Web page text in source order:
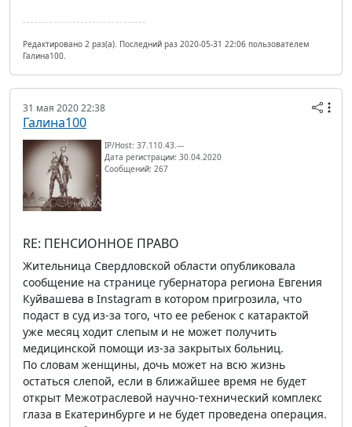
Редактировано 2 раз(а). Последний раз 2020-05-31 22:06 пользователем
Галина100.
31 мая 2020 22:38
Галина100
IP/Host: 37.110.43.---
Дата регистрации: 30.04.2020
Сообщений: 267
RE: ПЕНСИОННОЕ ПРАВО
Жительница Свердловской области опубликовала
сообщение на странице губернатора региона Евгения
Куйвашева в Instagram в котором пригрозила, что
подаст в суд из-за того, что ее ребенок с катарактой
уже месяц ходит слепым и не может получить
медицинской помощи из-за закрытых больниц.
По словам женщины, дочь может на всю жизнь
остаться слепой, если в ближайшее время не будет
открыт Межотраслевой научно-технический комплекс
глаза в Екатеринбурге и не будет проведена операция.